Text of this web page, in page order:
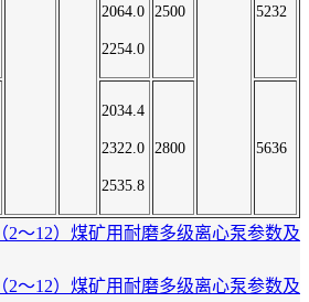
2064.0
2254.0
2500 5232
2034.4
2322.0
2535.8
2800 5636
2～12）煤矿用耐磨多级离心泵参数及
2～12）煤矿用耐磨多级离心泵参数及